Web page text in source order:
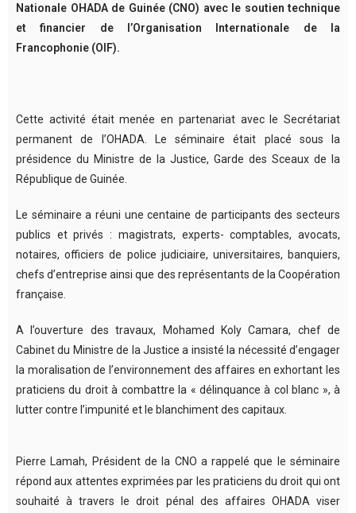
Nationale OHADA de Guinée (CNO) avec le soutien technique
et financier de l’Organisation Internationale de la
Francophonie (OIF).
Cette activité était menée en partenariat avec le Secrétariat
permanent de l’OHADA. Le séminaire était placé sous la
présidence du Ministre de la Justice, Garde des Sceaux de la
République de Guinée.
Le séminaire a réuni une centaine de participants des secteurs
publics et privés : magistrats, experts- comptables, avocats,
notaires, officiers de police judiciaire, universitaires, banquiers,
chefs d’entreprise ainsi que des représentants de la Coopération
française.
A l’ouverture des travaux, Mohamed Koly Camara, chef de
Cabinet du Ministre de la Justice a insisté la nécessité d’engager
la moralisation de l’environnement des affaires en exhortant les
praticiens du droit à combattre la « délinquance à col blanc », à
lutter contre l’impunité et le blanchiment des capitaux.
Pierre Lamah, Président de la CNO a rappelé que le séminaire
répond aux attentes exprimées par les praticiens du droit qui ont
souhaité à travers le droit pénal des affaires OHADA viser